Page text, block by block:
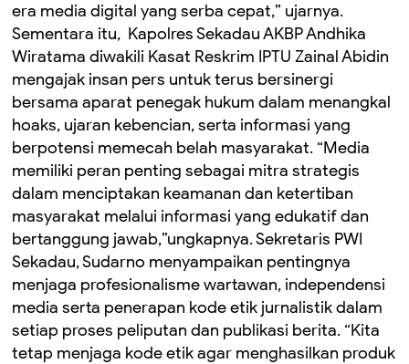
era media digital yang serba cepat,” ujarnya.
Sementara itu, Kapolres Sekadau AKBP Andhika
Wiratama diwakili Kasat Reskrim IPTU Zainal Abidin
mengajak insan pers untuk terus bersinergi
bersama aparat penegak hukum dalam menangkal
hoaks, ujaran kebencian, serta informasi yang
berpotensi memecah belah masyarakat. “Media
memiliki peran penting sebagai mitra strategis
dalam menciptakan keamanan dan ketertiban
masyarakat melalui informasi yang edukatif dan
bertanggung jawab,”ungkapnya. Sekretaris PWI
Sekadau, Sudarno menyampaikan pentingnya
menjaga profesionalisme wartawan, independensi
media serta penerapan kode etik jurnalistik dalam
setiap proses peliputan dan publikasi berita. “Kita
tetap menjaga kode etik agar menghasilkan produk